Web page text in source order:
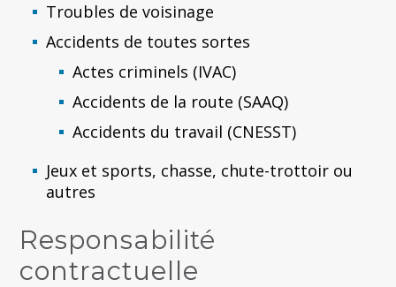
Troubles de voisinage
Accidents de toutes sortes
Actes criminels (IVAC)
Accidents de la route (SAAQ)
Accidents du travail (CNESST)
Jeux et sports, chasse, chute-trottoir ou
autres
Responsabilité
contractuelle